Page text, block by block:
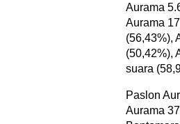
Aurama
Aurama
(56,43%),
(50,42%),
suara
Paslon
Aurama